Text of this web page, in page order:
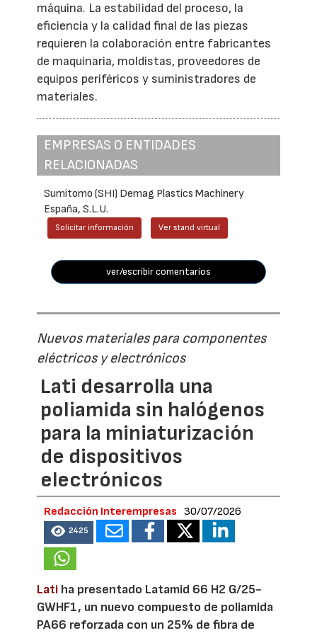
máquina. La estabilidad del proceso, la
eficiencia y la calidad final de las piezas
requieren la colaboración entre fabricantes
de maquinaria, moldistas, proveedores de
equipos periféricos y suministradores de
materiales.
EMPRESAS O ENTIDADES
RELACIONADAS
Sumitomo (SHI) Demag Plastics Machinery
España, S.L.U.
Solicitar información Ver stand virtual
ver/escribir comentarios
Nuevos materiales para componentes
eléctricos y electrónicos
Lati desarrolla una
poliamida sin halógenos
para la miniaturización
de dispositivos
electrónicos
Redacción Interempresas 30/07/2026
2425
Lati ha presentado Latamid 66 H2 G/25-
GWHF1, un nuevo compuesto de poliamida
PA66 reforzada con un 25% de fibra de